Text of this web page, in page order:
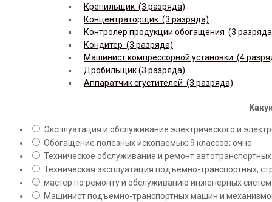
Крепильщик (3 разряда)
Концентраторщик (3 разряда)
Контролер продукции обогащения (3
Кондитер (3 разряда)
Машинист компрессорной установки (4
Дробильщик (3 разряда)
Аппаратчик сгустителей (3 разряда)
Эксплуатация и обслуживание электрического и
Обогащение полезных ископаемых; 9 классов; очно
Техническое обслуживание и ремонт
Техническая эксплуатация подъемно-транспортных,
мастер по ремонту и обслуживанию инженерных
Машинист подъемно-транспортных машин и